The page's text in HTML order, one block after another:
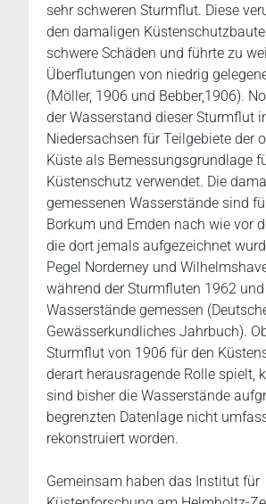
sehr schweren Sturmflut. Diese
den damaligen
schwere Schäden und führte zu
Überflutungen von niedrig
(Möller, 1906 und Bebber,1906).
der Wasserstand dieser Sturmflut
Niedersachsen für Teilgebiete der
Küste als Bemessungsgrundlage
Küstenschutz verwendet. Die
gemessenen Wasserstände sind
Borkum und Emden nach wie vor
die dort jemals aufgezeichnet
Pegel Norderney und
während der Sturmfluten 1962
Wasserstände gemessen
Gewässerkundliches Jahrbuch).
Sturmflut von 1906 für den
derart herausragende Rolle spielt,
sind bisher die Wasserstände
begrenzten Datenlage nicht
rekonstruiert worden.
Gemeinsam haben das Institut für